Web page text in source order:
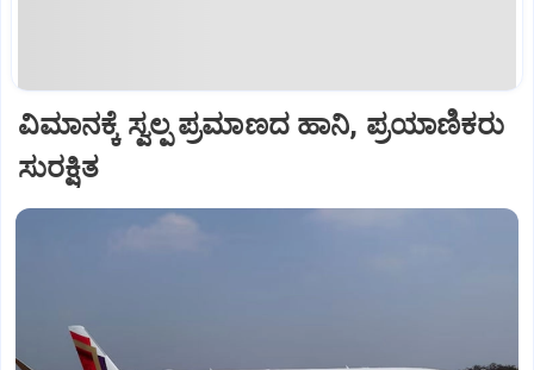
ವಿಮಾನಕ್ಕೆ ಸ್ವಲ್ಪ ಪ್ರಮಾಣದ ಹಾನಿ, ಪ್ರಯಾಣಿಕರು
ಸುರಕ್ಷಿತ